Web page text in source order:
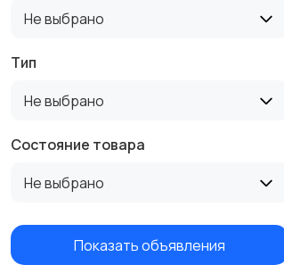
Не выбрано
Тип
Не выбрано
Состояние товара
Не выбрано
Показать объявления